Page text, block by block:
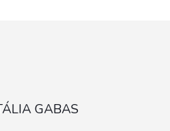
GABAS